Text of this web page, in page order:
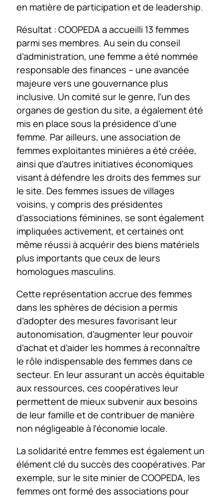
en matière de participation et de leadership.
Résultat : COOPEDA a accueilli 13 femmes
parmi ses membres. Au sein du conseil
d’administration, une femme a été nommée
responsable des finances – une avancée
majeure vers une gouvernance plus
inclusive. Un comité sur le genre, l’un des
organes de gestion du site, a également été
mis en place sous la présidence d’une
femme. Par ailleurs, une association de
femmes exploitantes minières a été créée,
ainsi que d’autres initiatives économiques
visant à défendre les droits des femmes sur
le site. Des femmes issues de villages
voisins, y compris des présidentes
d’associations féminines, se sont également
impliquées activement, et certaines ont
même réussi à acquérir des biens matériels
plus importants que ceux de leurs
homologues masculins.
Cette représentation accrue des femmes
dans les sphères de décision a permis
d’adopter des mesures favorisant leur
autonomisation, d’augmenter leur pouvoir
d’achat et d’aider les hommes à reconnaître
le rôle indispensable des femmes dans ce
secteur. En leur assurant un accès équitable
aux ressources, ces coopératives leur
permettent de mieux subvenir aux besoins
de leur famille et de contribuer de manière
non négligeable à l’économie locale.
La solidarité entre femmes est également un
élément clé du succès des coopératives. Par
exemple, sur le site minier de COOPEDA, les
femmes ont formé des associations pour